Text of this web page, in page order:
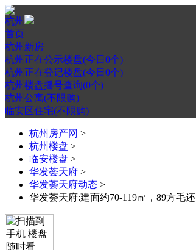
杭州
首页
杭州新房
杭州正在公示楼盘(今日0个)
杭州正在登记楼盘(今日0个)
杭州楼盘摇号查询(0个)
杭州公寓(不限购)
临安区住宅(不限购)
杭州房产网 >
杭州楼盘 >
临安楼盘 >
华发荟天府 >
华发荟天府动态 >
华发荟天府:建面约70-119㎡，89方毛还